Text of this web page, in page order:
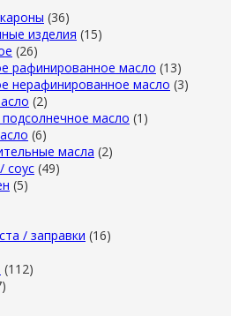
(36)
изделия (15)
(26)
рафинированное масло (13)
нерафинированное масло (3)
(2)
масло (1)
(6)
масла (2)
соус (49)
(5)
/ заправки (16)
(112)